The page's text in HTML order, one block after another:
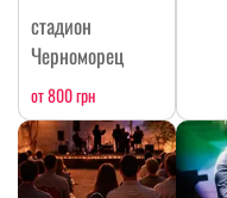
стадион
Черноморец
от 800 грн